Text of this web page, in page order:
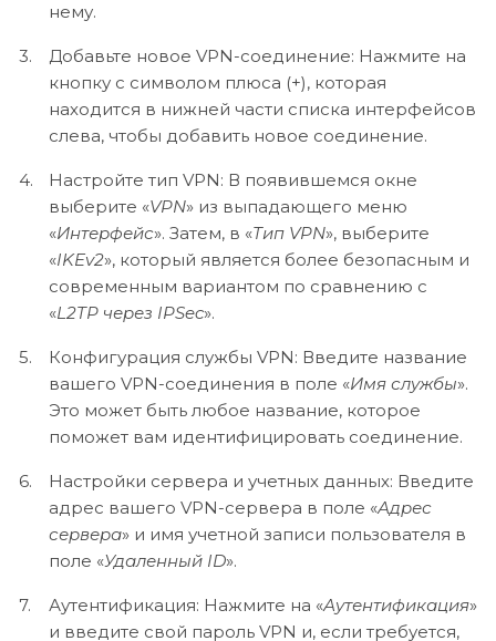
нему.
Добавьте новое VPN-соединение: Нажмите на
кнопку с символом плюса (+), которая
находится в нижней части списка интерфейсов
слева, чтобы добавить новое соединение.
Настройте тип VPN: В появившемся окне
выберите «VPN» из выпадающего меню
«Интерфейс». Затем, в «Тип VPN», выберите
«IKEv2», который является более безопасным и
современным вариантом по сравнению с
«L2TP через IPSec».
Конфигурация службы VPN: Введите название
вашего VPN-соединения в поле «Имя службы».
Это может быть любое название, которое
поможет вам идентифицировать соединение.
Настройки сервера и учетных данных: Введите
адрес вашего VPN-сервера в поле «Адрес
сервера» и имя учетной записи пользователя в
поле «Удаленный ID».
Аутентификация: Нажмите на «Аутентификация»
и введите свой пароль VPN и, если требуется,